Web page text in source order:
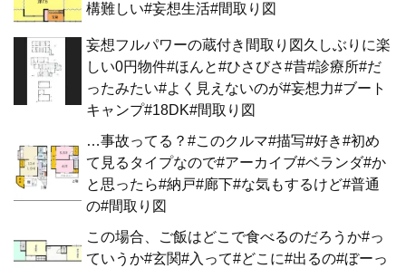
構難しい#妄想生活#間取り図
妄想フルパワーの蔵付き間取り図久しぶりに楽
しい0円物件#ほんと#ひさびさ#昔#診療所#だ
ったみたい#よく見えないのが#妄想力#ブート
キャンプ#18DK#間取り図
…事故ってる？#このクルマ#描写#好き#初め
て見るタイプなので#アーカイブ#ベランダ#か
と思ったら#納戸#廊下#な気もするけど#普通
の#間取り図
この場合、ご飯はどこで食べるのだろうか#っ
ていうか#玄関#入って#どこに#出るの#ぼーっ